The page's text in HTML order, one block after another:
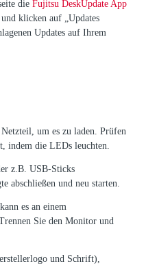
dieFujitsu DeskUpdate App
klicken auf „Updates
Updates auf Ihrem
um es zu laden. Prüfen
indem die LEDs leuchten.
z.B. USB-Sticks
abschließen und neu starten.
es an einem
Sie den Monitor und
und Schrift),